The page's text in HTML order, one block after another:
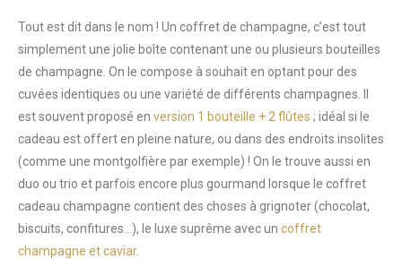
Tout est dit dans le nom ! Un coffret de champagne, c’est tout
simplement une jolie boîte contenant une ou plusieurs bouteilles
de champagne. On le compose à souhait en optant pour des
cuvées identiques ou une variété de différents champagnes. Il
est souvent proposé en version 1 bouteille + 2 flûtes ; idéal si le
cadeau est offert en pleine nature, ou dans des endroits insolites
(comme une montgolfière par exemple) ! On le trouve aussi en
duo ou trio et parfois encore plus gourmand lorsque le coffret
cadeau champagne contient des choses à grignoter (chocolat,
biscuits, confitures…), le luxe suprême avec un coffret
champagne et caviar.